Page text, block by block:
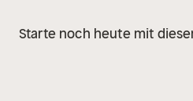
Starte noch heute mit